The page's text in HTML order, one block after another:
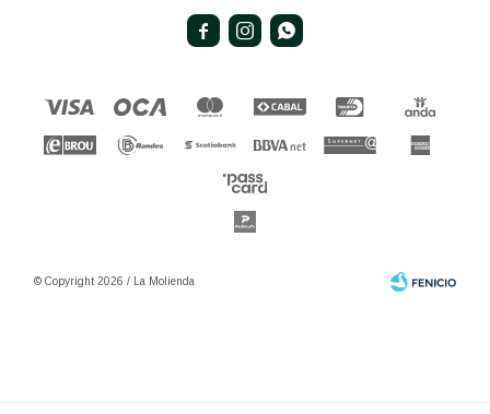
  
© Copyright 2026 / La Molienda